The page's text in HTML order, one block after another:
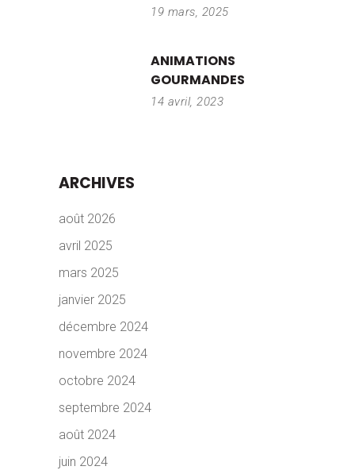
19 mars, 2025
ANIMATIONS
GOURMANDES
14 avril, 2023
ARCHIVES
août 2026
avril 2025
mars 2025
janvier 2025
décembre 2024
novembre 2024
octobre 2024
septembre 2024
août 2024
juin 2024